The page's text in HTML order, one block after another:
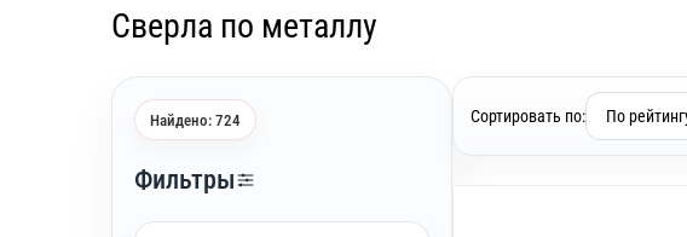
Сверла по металлу
Найдено: 724
Фильтры
Сортировать по: